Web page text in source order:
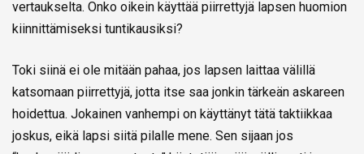
vertaukselta. Onko oikein käyttää piirrettyjä lapsen huomion
kiinnittämiseksi tuntikausiksi?
Toki siinä ei ole mitään pahaa, jos lapsen laittaa välillä
katsomaan piirrettyjä, jotta itse saa jonkin tärkeän askareen
hoidettua. Jokainen vanhempi on käyttänyt tätä taktiikkaa
joskus, eikä lapsi siitä pilalle mene. Sen sijaan jos